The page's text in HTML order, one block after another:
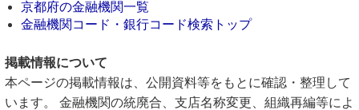
京都府の金融機関一覧
金融機関コード・銀行コード検索トップ
掲載情報について
本ページの掲載情報は、公開資料等をもとに確認・整理して
います。 金融機関の統廃合、支店名称変更、組織再編等によ